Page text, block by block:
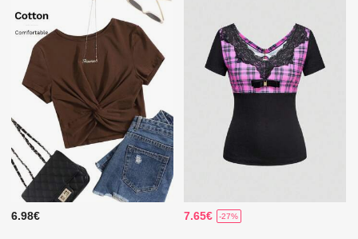
6.98€ 7.65€ -27%